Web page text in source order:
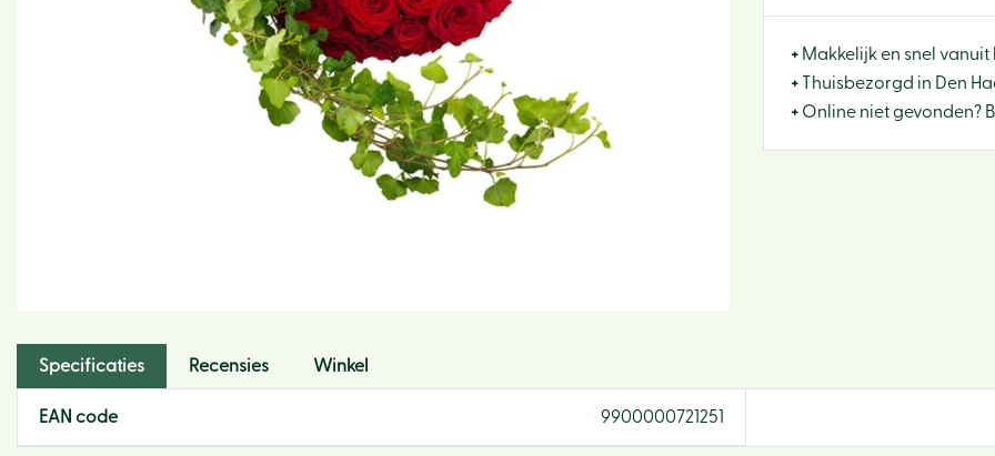
+ Makkelijk en snel vanuit
+ Thuisbezorgd in Den
+ Online niet gevonden?
Specificaties Recensies Winkel
EAN code 9900000721251